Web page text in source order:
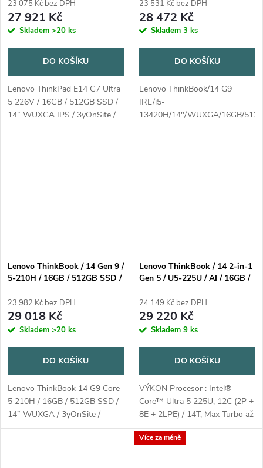
Win11 Pro / černá
23 075 Kč bez DPH
27 921 Kč
Skladem >20 ks
DO KOŠÍKU
Lenovo ThinkPad E14 G7 Ultra
5 226V / 16GB / 512GB SSD /
14” WUXGA IPS / 3yOnSite /
Win11 Pro / černá
/ Win11 Pro / šedá
23 531 Kč bez DPH
28 472 Kč
Skladem 3 ks
DO KOŠÍKU
Lenovo ThinkBook/14 G9
IRL/i5-
13420H/14"/WUXGA/16GB/
int/W11P/Gray/3R On-Site
Lenovo ThinkBook / 14 Gen 9 /
5-210H / 16GB / 512GB SSD /
Win11 Pro / šedá
23 982 Kč bez DPH
29 018 Kč
Skladem >20 ks
DO KOŠÍKU
Lenovo ThinkBook 14 G9 Core
5 210H / 16GB / 512GB SSD /
14” WUXGA / 3yOnSite /
Win11 Pro / šedá
Lenovo ThinkBook / 14 2-in-1
Gen 5 / U5-225U / AI / 16GB /
Touch / 3yOnsite / Win11 Pro /
šedá
24 149 Kč bez DPH
29 220 Kč
Skladem 9 ks
DO KOŠÍKU
VÝKON Procesor : Intel®
Core™ Ultra 5 225U, 12C (2P +
8E + 2LPE) / 14T, Max Turbo až
4,8 GHz, 12 MB Kategorie AI
PC : AI PC NPU : Integrovaný
Více za méně